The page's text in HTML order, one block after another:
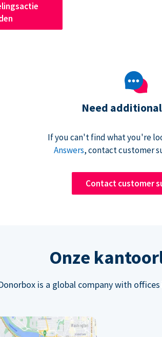
Need
If you can't find what you're
Answers, contact customer
Contact customer
Onze
is a global company with